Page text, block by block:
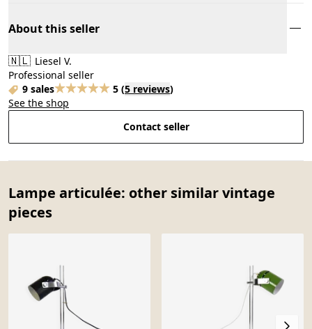
About this seller
🇳🇱 Liesel V.
Professional seller
9 sales
5 (5 reviews)
See the shop
Contact seller
Lampe articulée: other similar vintage
pieces